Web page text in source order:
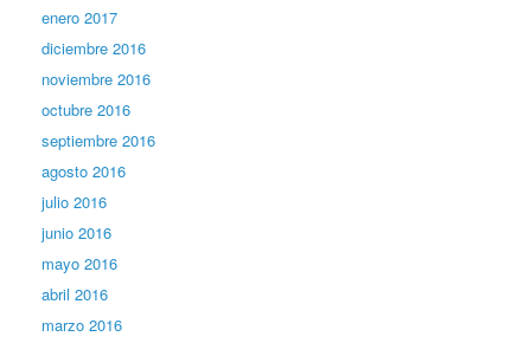
enero 2017
diciembre 2016
noviembre 2016
octubre 2016
septiembre 2016
agosto 2016
julio 2016
junio 2016
mayo 2016
abril 2016
marzo 2016